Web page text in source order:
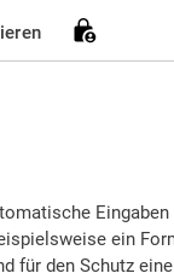
ein
für den Schutz